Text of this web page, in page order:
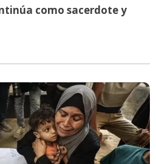
como sacerdote y